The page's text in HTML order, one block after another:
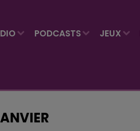
PODCASTS JEUX